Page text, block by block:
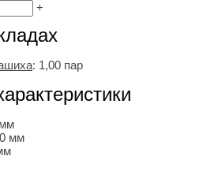
+
: 1,00 пар
мм